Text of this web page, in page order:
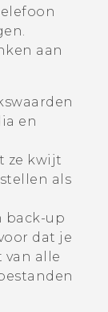
aan
en
ze kwijt
als
back-up
dat je
van alle